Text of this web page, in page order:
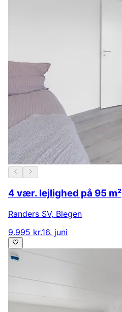
4 vær. lejlighed på 95 m²
Randers SV, Blegen
9.995 kr.16. juni